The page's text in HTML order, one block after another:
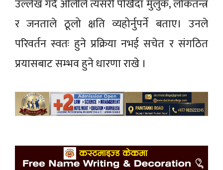
उल्लेख गर्दै ओलीले त्यसरी पर्खिँदा मुलुक, लोकतन्त्र
र जनताले ठूलो क्षति व्यहोर्नुपर्ने बताए। उनले
परिवर्तन स्वतः हुने प्रक्रिया नभई सचेत र संगठित
प्रयासबाट सम्भव हुने धारणा राखे ।